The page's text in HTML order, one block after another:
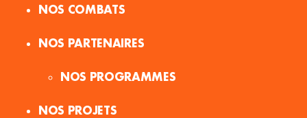
NOS COMBATS
NOS PARTENAIRES
NOS PROGRAMMES
NOS PROJETS